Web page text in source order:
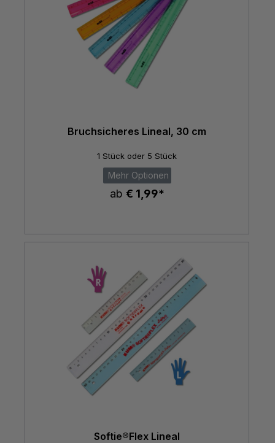
Bruchsicheres Lineal, 30 cm
1 Stück oder 5 Stück
Mehr Optionen
ab € 1,99*
Softie®Flex Lineal